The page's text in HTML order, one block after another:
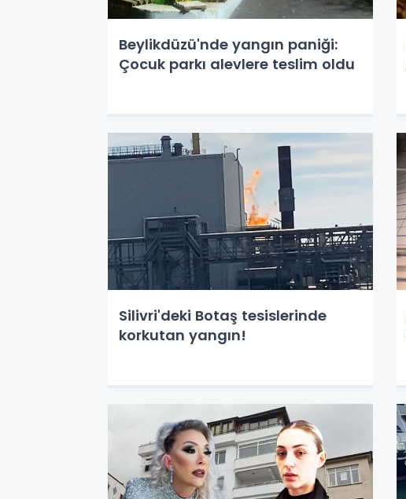
Beylikdüzü'nde yangın paniği:
Çocuk parkı alevlere teslim oldu
Silivri'deki Botaş tesislerinde
korkutan yangın!